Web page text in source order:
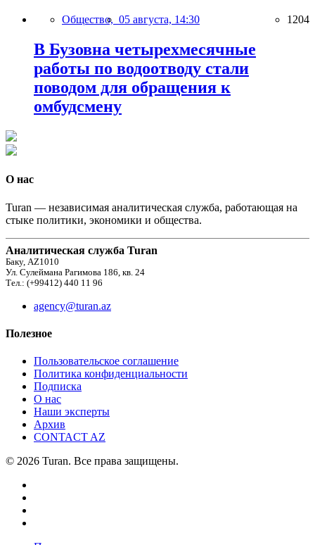
Общество, 05 августа, 14:30 1204
В Бузовна четырехмесячные
работы по водоотводу стали
поводом для обращения к
омбудсмену
О нас
Turan — независимая аналитическая служба, работающая на
стыке политики, экономики и общества.
Аналитическая служба Turan
Баку, AZ1010
Ул. Сулеймана Рагимова 186, кв. 24
Тел.: (+99412) 440 11 96
agency@turan.az
Полезное
Пользовательское соглашение
Политика конфиденциальности
Подписка
О нас
Наши эксперты
Архив
CONTACT AZ
© 2026 Turan. Все права защищены.